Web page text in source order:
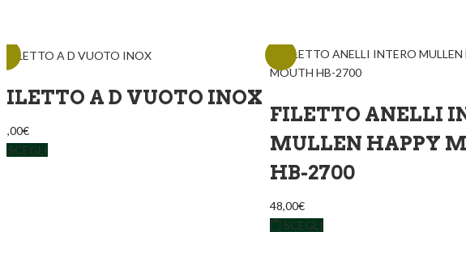
A D VUOTO INOX
€
SCEGLI
FILETTO ANELLI
MULLEN HAPPY
HB-2700
48,00€
SCEGLI